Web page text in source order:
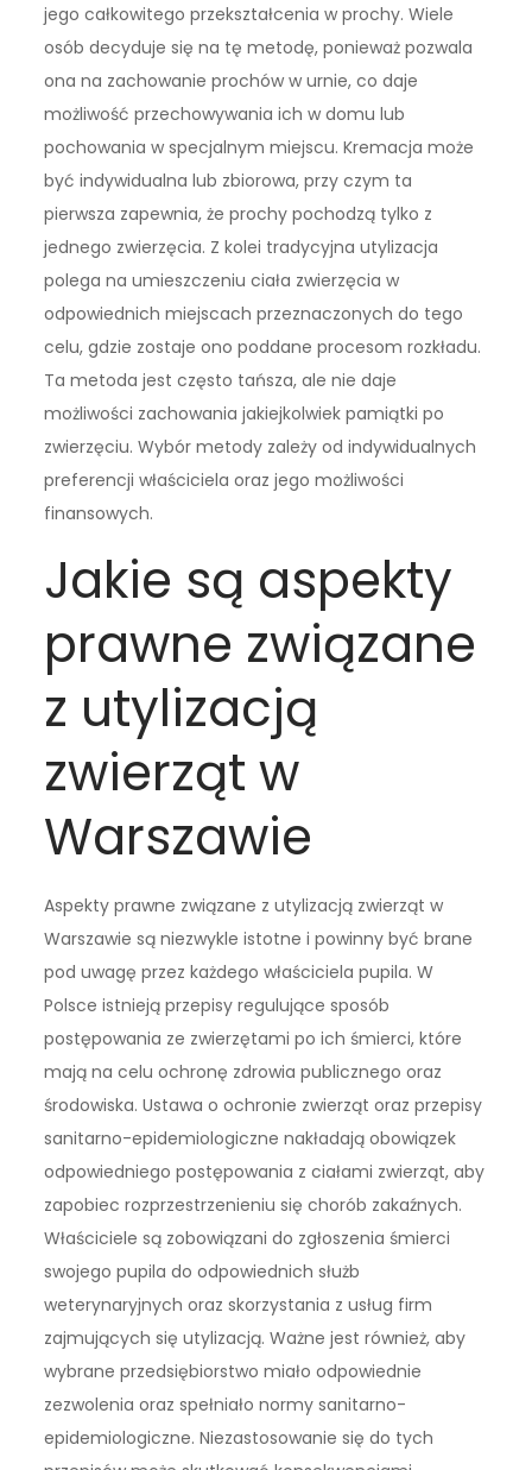
jego całkowitego przekształcenia w prochy. Wiele
osób decyduje się na tę metodę, ponieważ pozwala
ona na zachowanie prochów w urnie, co daje
możliwość przechowywania ich w domu lub
pochowania w specjalnym miejscu. Kremacja może
być indywidualna lub zbiorowa, przy czym ta
pierwsza zapewnia, że prochy pochodzą tylko z
jednego zwierzęcia. Z kolei tradycyjna utylizacja
polega na umieszczeniu ciała zwierzęcia w
odpowiednich miejscach przeznaczonych do tego
celu, gdzie zostaje ono poddane procesom rozkładu.
Ta metoda jest często tańsza, ale nie daje
możliwości zachowania jakiejkolwiek pamiątki po
zwierzęciu. Wybór metody zależy od indywidualnych
preferencji właściciela oraz jego możliwości
finansowych.
Jakie są aspekty
prawne związane
z utylizacją
zwierząt w
Warszawie
Aspekty prawne związane z utylizacją zwierząt w
Warszawie są niezwykle istotne i powinny być brane
pod uwagę przez każdego właściciela pupila. W
Polsce istnieją przepisy regulujące sposób
postępowania ze zwierzętami po ich śmierci, które
mają na celu ochronę zdrowia publicznego oraz
środowiska. Ustawa o ochronie zwierząt oraz przepisy
sanitarno-epidemiologiczne nakładają obowiązek
odpowiedniego postępowania z ciałami zwierząt, aby
zapobiec rozprzestrzenieniu się chorób zakaźnych.
Właściciele są zobowiązani do zgłoszenia śmierci
swojego pupila do odpowiednich służb
weterynaryjnych oraz skorzystania z usług firm
zajmujących się utylizacją. Ważne jest również, aby
wybrane przedsiębiorstwo miało odpowiednie
zezwolenia oraz spełniało normy sanitarno-
epidemiologiczne. Niezastosowanie się do tych